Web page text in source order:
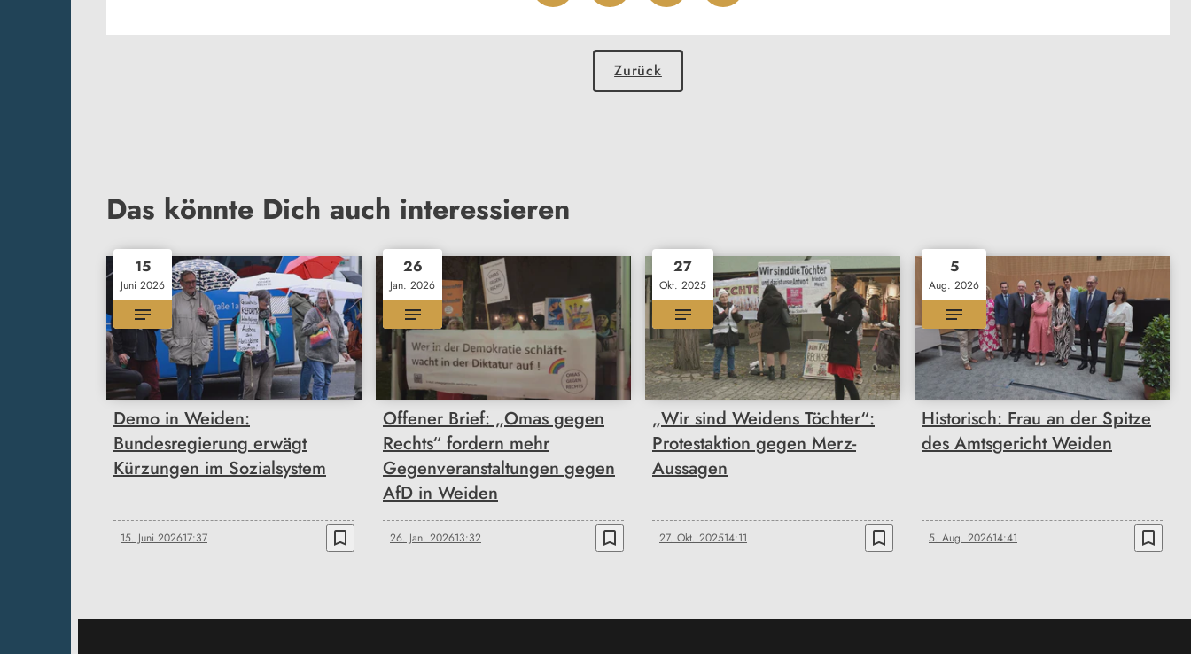
Zurück
Das könnte Dich auch interessieren
15
Juni 2026
Demo in Weiden:
Bundesregierung erwägt
Kürzungen im Sozialsystem
15. Juni 202617:37 bookmark_border
26
Jan. 2026
Offener Brief: „Omas gegen
Rechts“ fordern mehr
Gegenveranstaltungen gegen
AfD in Weiden
26. Jan. 202613:32 bookmark_border
27
Okt. 2025
„Wir sind Weidens Töchter“:
Protestaktion gegen Merz-
Aussagen
27. Okt. 202514:11 bookmark_border
5
Aug. 2026
Historisch: Frau an der Spitze
des Amtsgericht Weiden
5. Aug. 202614:41 bookmark_border